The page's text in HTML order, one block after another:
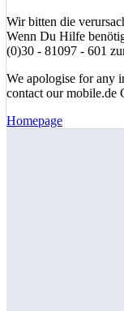
Wir bitten die
Wenn Du Hilfe
(0)30 - 81097 - 601
We apologise for any
contact our mobile.de
Homepage